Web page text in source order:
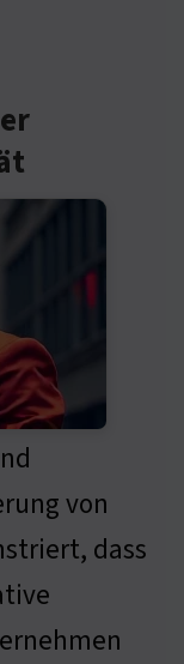
von
dass